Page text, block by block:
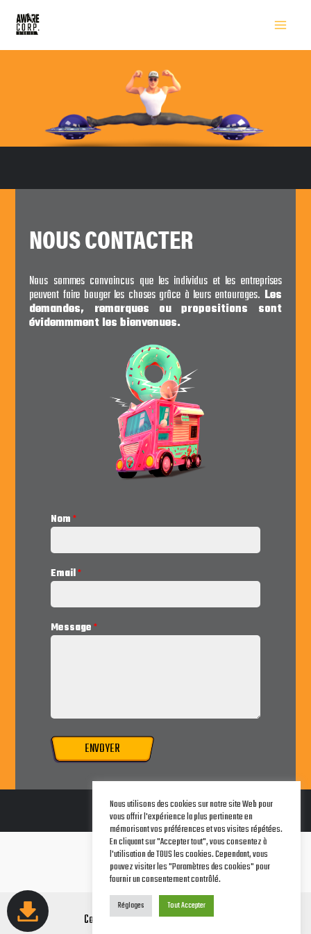
NOUS CONTACTER
Nous sommes convaincus que les individus et les entreprises
peuvent faire bouger les choses grâce à leurs entourages. Les
demandes, remarques ou propositions sont
évidemmment les bienvenues.
Nom*
Email*
Message*
ENVOYER
Terms of Service
Legal Notice
Privacy Policy
Copyright © 2026 AwareCorp Studios
Nous utilisons des cookies sur notre site Web pour
vous offrir l'expérience la plus pertinente en
mémorisant vos préférences et vos visites répétées.
En cliquant sur "Accepter tout", vous consentez à
l'utilisation de TOUS les cookies. Cependant, vous
pouvez visiter les "Paramètres des cookies" pour
fournir un consentement contrôlé.
Réglages Tout Accepter